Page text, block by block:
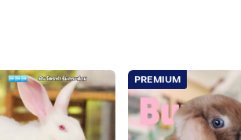
PREMIUM